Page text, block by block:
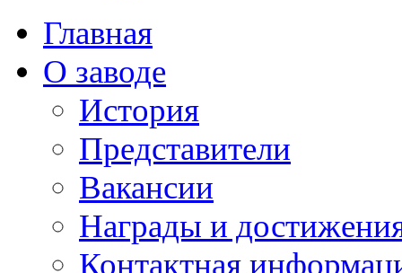
Главная
О заводе
История
Представители
Вакансии
Награды и
Контактная